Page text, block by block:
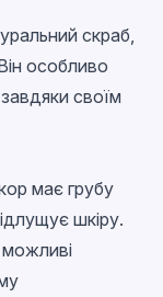
скраб,
особливо
своїм
має грубу
шкіру.